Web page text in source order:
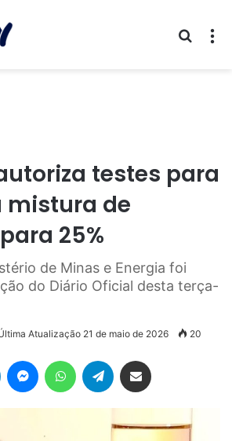
testes para
de
25%
de Minas e Energia foi
do Diário Oficial desta terça-
Atualização 21 de maio de 2026 20
Linkedin MessengerWhatsAppTelegram